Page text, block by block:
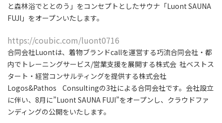
と森林浴でととのう」をコンセプトとしたサウナ「Luont SAUNA
FUJI」をオープンいたします。
https://coubic.com/luont0716
合同会社Luontは、着物ブランドcallを運営する巧流合同会社・都
内でトレーニングサービス/営業⽀援を展開する株式会 社ベストス
タート・経営コンサルティングを提供する株式会社
Logos&Pathos Consultingの3社による合同会社です。会社設⽴
に伴い、8⽉に”Luont SAUNA FUJI”をオープンし、クラウドファ
ンディングの公開をいたします。